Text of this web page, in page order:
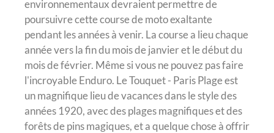
environnementaux devraient permettre de
poursuivre cette course de moto exaltante
pendant les années à venir. La course a lieu chaque
année vers la fin du mois de janvier et le début du
mois de février. Même si vous ne pouvez pas faire
l'incroyable Enduro. Le Touquet - Paris Plage est
un magnifique lieu de vacances dans le style des
années 1920, avec des plages magnifiques et des
forêts de pins magiques, et a quelque chose à offrir